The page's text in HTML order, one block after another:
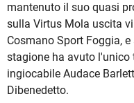
mantenuto il suo quasi
sulla Virtus Mola uscita
Cosmano Sport Foggia,
stagione ha avuto
ingiocabile Audace
Dibenedetto.